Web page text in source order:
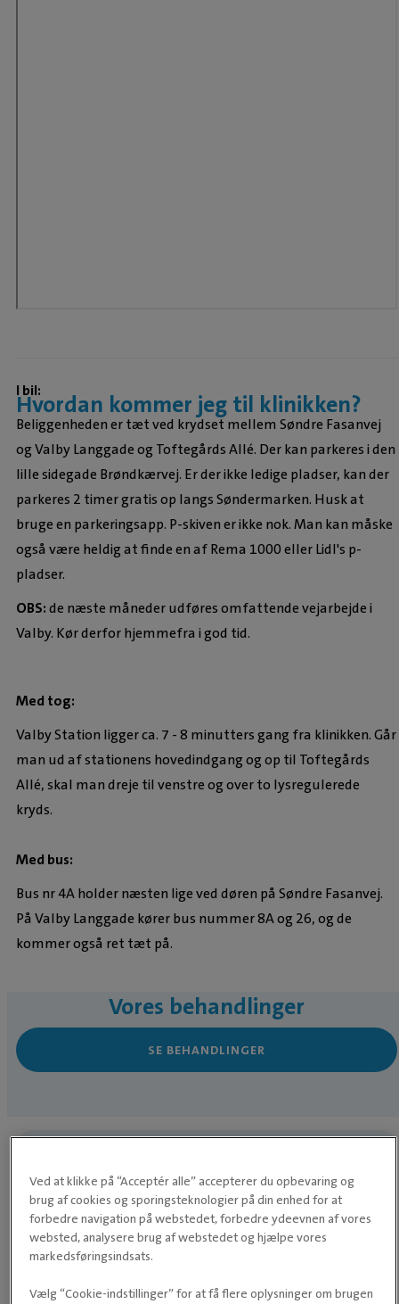
Hvordan kommer jeg til klinikken?
I bil:
Beliggenheden er tæt ved krydset mellem Søndre Fasanvej
og Valby Langgade og Toftegårds Allé. Der kan parkeres i den
lille sidegade Brøndkærvej. Er der ikke ledige pladser, kan der
parkeres 2 timer gratis op langs Søndermarken. Husk at
bruge en parkeringsapp. P-skiven er ikke nok. Man kan måske
også være heldig at finde en af Rema 1000 eller Lidl's p-
pladser.
OBS:de næste måneder udføres omfattende vejarbejde i
Valby. Kør derfor hjemmefra i god tid.
Med tog:
Valby Station ligger ca. 7 - 8 minutters gang fra klinikken. Går
man ud af stationens hovedindgang og op til Toftegårds
Allé, skal man dreje til venstre og over to lysregulerede
kryds.
Med bus:
Bus nr 4A holder næsten lige ved døren på Søndre Fasanvej.
På Valby Langgade kører bus nummer 8A og 26, og de
kommer også ret tæt på.
Vores behandlinger
SE BEHANDLINGER
I weekender og helligdage holder vi lukket og må
henvise til de steder, der har døgnvagt. Her kan du
kontakte Evidensia Karlslunde Dyrehospital,
(tlf. 77 77 77 11)
Ved at klikke på “Acceptér alle” accepterer du opbevaring og
brug af cookies og sporingsteknologier på din enhed for at
forbedre navigation på webstedet, forbedre ydeevnen af vores
websted, analysere brug af webstedet og hjælpe vores
markedsføringsindsats.
Vælg “Cookie-indstillinger” for at få flere oplysninger om brugen